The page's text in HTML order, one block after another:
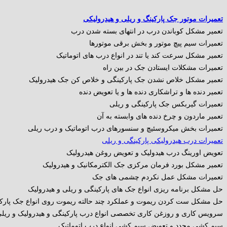
تعمیرات موتور جک پارکینگ و ریلی و هیدرولیکی
تعمیر مشکل کوباندن درب در انتهای بسته شدن درب
تعمیرات سیم پیچ موتور و بخش برقی موتورها
تعمیر مشکل سرعت کند یا تند در انواع درب های اتوماتیک
تعمیرات مشکلات ایستادن جک در بین راه
تعمیر مشکل خلاص نشدن جک پارکینگی و خلاص کن جک هیدرولیک
تعمیر دنده ها و تراشکاری دنده ها و یا تعویض دنده
تعمیرات گیربکس جک پارکینگی و ریلی
تعمیر ماردون و چرخ دنده های وابسته به آن
تعمیرات بخش میکروسئیچ و سنسورهای درب اتوماتیک و درب ریلی
تعمیرات درب هیدرولیکی پارکینگی و ریلی
تعویض اورینگ درب هیدولیک و تعویض روغن هیدرولیک
تعمیر مشکل بورد فرمان مرکزی جک الکترمکانیک و هیدرولیک
تعمیرات مشکل عمل نکردم چشمی های جک
حل مشکل برنامه ریزی انواع جک های پارکینگی و ریلی و هیدرولیک
حل مشکل ست کردن ریموت و عملکرد چند حالته ریموت روی انواع جک
سرویس کاری و روزغن کاری تخصصی انواع درب پارکینگی و هیدرولیک و